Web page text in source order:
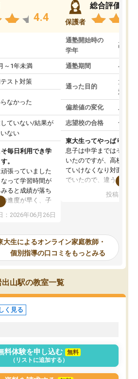
4.4
～1年未満
スト対策
なかった
ていない/結果が
ない
毎日利用でき学
。
張っていました
って学習時間が
ると成績が落ち
進度が早く、子
話すると嫌な反
先生にお願いして
安心です。毎日
り、わからない
回答してくれる
：2026年06月26日
保護者
総合評価
通塾開始時の
学年
高3
通塾期間 4ヵ月
通った目的
大学
対策
偏差値の変化
志望校の合格 合格
東大生ってやっぱりすご
息子は中学まではそこそ
いたのですが、高校に入
ていけなくなり対面の塾
でいたので、違うアプロ
で、当初は模試でD判定
自習室が毎日使えていつ
るのが心強かったよう
謝です。
投稿日：
大生によるオンライン家庭教師・
個別指導の口コミをもっとみる
出山駅の教室一覧
く見る
料体験を申し込む
無料
（リストに追加する）